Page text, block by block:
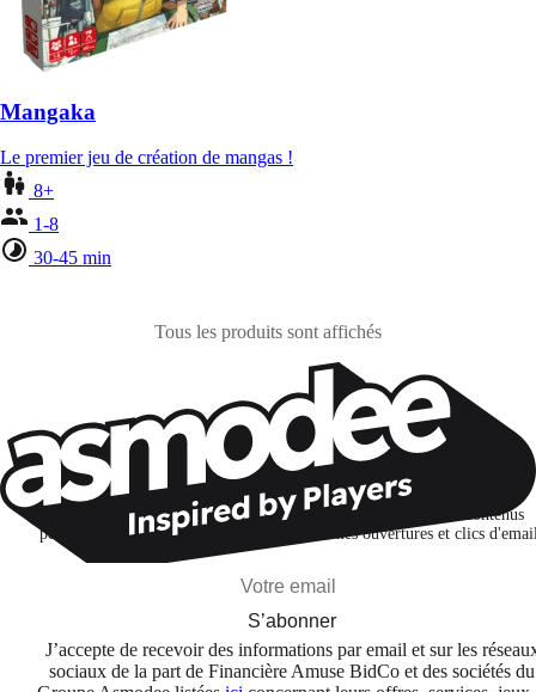
Mangaka
Le premier jeu de création de mangas !
8+
1-8
30-45 min
Tous les produits sont affichés
Restons connectés !
Je m'abonne pour découvrir des jeux, des nouveautés et des contenus
personnalisés selon mes centres d'intérêt et mes ouvertures et clics
S’abonner
J’accepte de recevoir des informations par email et sur les
sociaux de la part de Financière Amuse BidCo et des sociétés du